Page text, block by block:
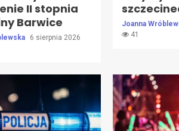
II stopnia
Barwice
6 sierpnia 2026
Joanna
41